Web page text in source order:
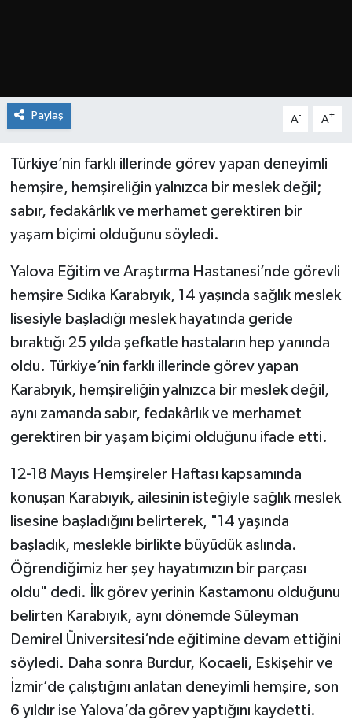
Paylaş A- A+
Türkiye’nin farklı illerinde görev yapan deneyimli
hemşire, hemşireliğin yalnızca bir meslek değil;
sabır, fedakârlık ve merhamet gerektiren bir
yaşam biçimi olduğunu söyledi.
Yalova Eğitim ve Araştırma Hastanesi’nde görevli
hemşire Sıdıka Karabıyık, 14 yaşında sağlık meslek
lisesiyle başladığı meslek hayatında geride
bıraktığı 25 yılda şefkatle hastaların hep yanında
oldu. Türkiye’nin farklı illerinde görev yapan
Karabıyık, hemşireliğin yalnızca bir meslek değil,
aynı zamanda sabır, fedakârlık ve merhamet
gerektiren bir yaşam biçimi olduğunu ifade etti.
12-18 Mayıs Hemşireler Haftası kapsamında
konuşan Karabıyık, ailesinin isteğiyle sağlık meslek
lisesine başladığını belirterek, "14 yaşında
başladık, meslekle birlikte büyüdük aslında.
Öğrendiğimiz her şey hayatımızın bir parçası
oldu" dedi. İlk görev yerinin Kastamonu olduğunu
belirten Karabıyık, aynı dönemde Süleyman
Demirel Üniversitesi’nde eğitimine devam ettiğini
söyledi. Daha sonra Burdur, Kocaeli, Eskişehir ve
İzmir’de çalıştığını anlatan deneyimli hemşire, son
6 yıldır ise Yalova’da görev yaptığını kaydetti.